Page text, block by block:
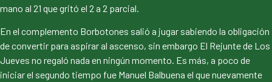
mano al 21 que gritó el 2 a 2 parcial.
En el complemento Borbotones salió a jugar sabiendo la obligación
de convertir para aspirar al ascenso, sin embargo El Rejunte de Los
Jueves no regaló nada en ningún momento. Es más, a poco de
iniciar el segundo tiempo fue Manuel Balbuena el que nuevamente